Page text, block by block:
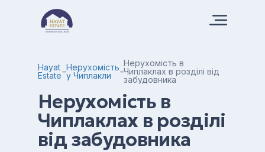
Hayat
Estate
Нерухомість
у Чиплакли
Нерухомість в
Чиплаклах в розділі від
забудовника
Нерухомість в
Чиплаклах в розділі
від забудовника